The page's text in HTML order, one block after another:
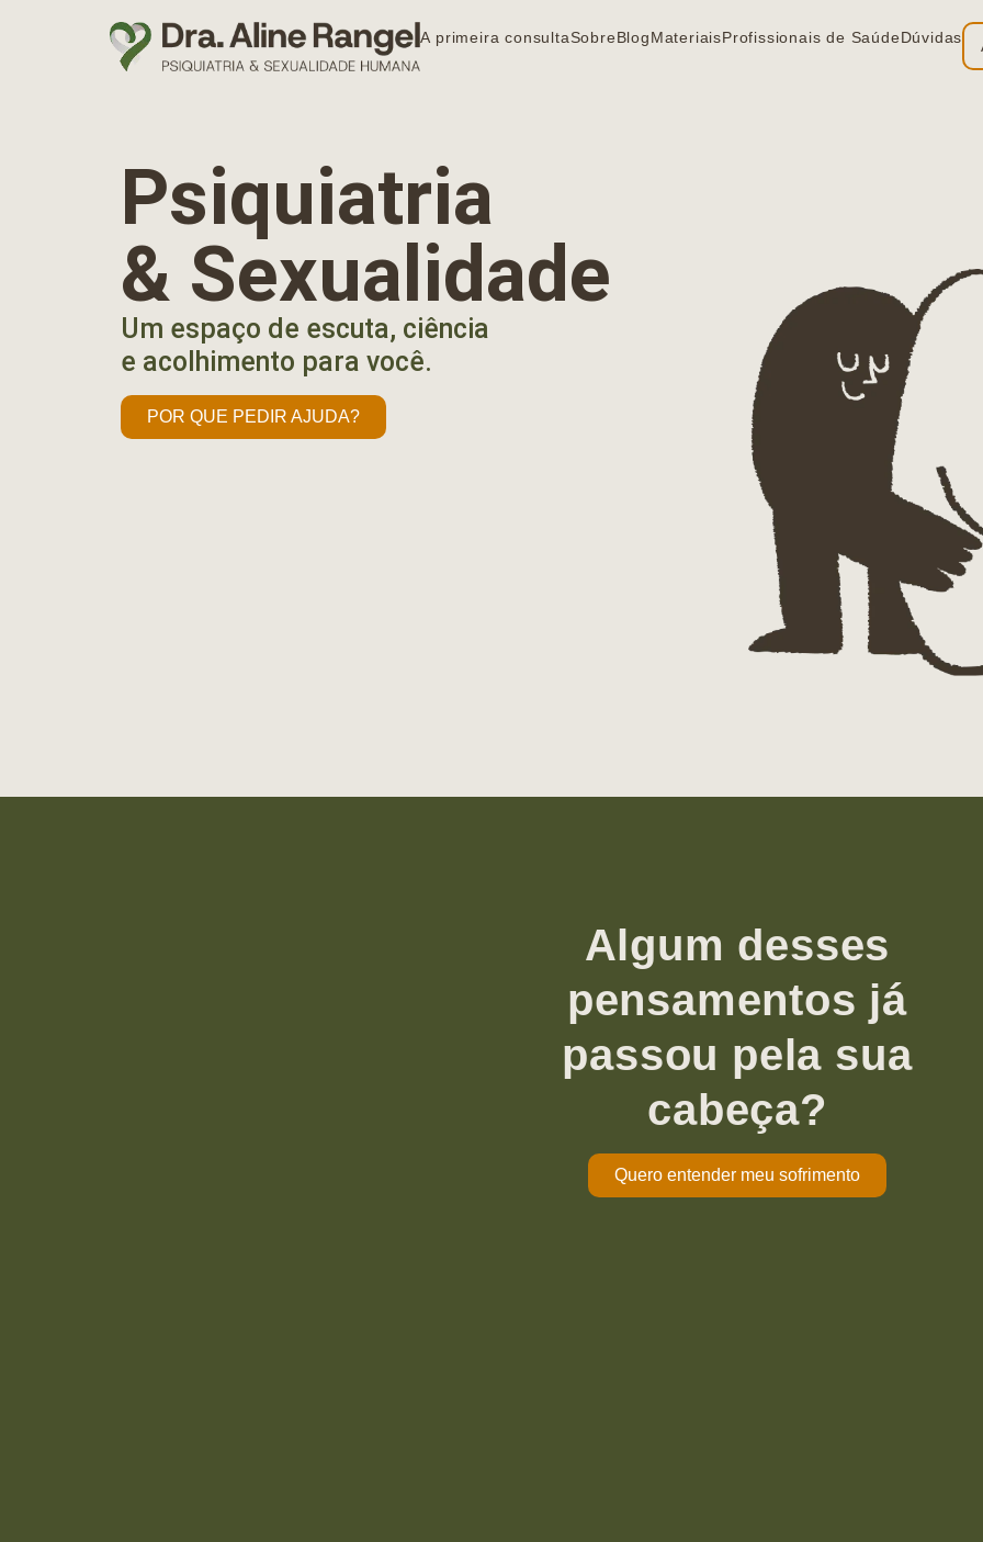
A primeira consultaSobreBlogMateriaisProfissionais de SaúdeDúvidas
Psiquiatria
& Sexualidade
Um espaço de escuta, ciência
e acolhimento para você.
POR QUE PEDIR AJUDA?
Algum desses
pensamentos já
passou pela sua
cabeça?
Quero entender meu sofrimento